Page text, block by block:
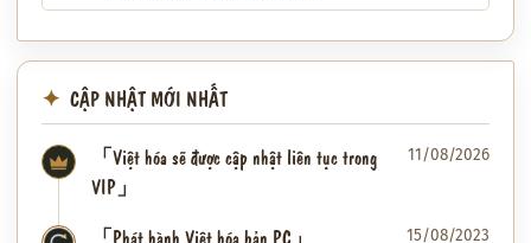
CẬP NHẬT MỚI NHẤT
「Việt hóa sẽ được cập nhật liên tục trong
VIP」
11/08/2026
15/08/2023